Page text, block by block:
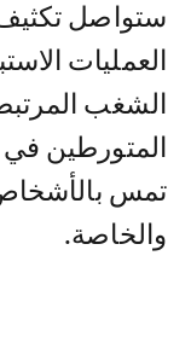
ستواصل تكثيف
العمليات
الشغب
المتورطين في
تمس بالأشخاص
والخاصة.